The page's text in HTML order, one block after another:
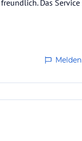
Das Service
Melden